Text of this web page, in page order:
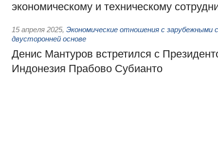
экономическому и техническому
15 апреля 2025, Экономические отношения с зарубежными
двусторонней основе
Денис Мантуров встретился с
Индонезия Прабово Субианто